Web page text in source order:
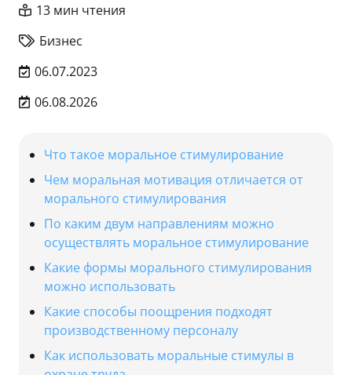
13 мин чтения
Бизнес
06.07.2023
06.08.2026
Что такое моральное стимулирование
Чем моральная мотивация отличается от
морального стимулирования
По каким двум направлениям можно
осуществлять моральное стимулирование
Какие формы морального стимулирования
можно использовать
Какие способы поощрения подходят
производственному персоналу
Как использовать моральные стимулы в